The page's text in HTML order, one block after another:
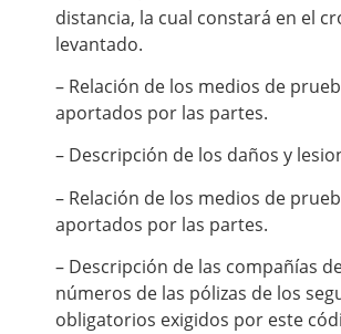
distancia, la cual constará en el
levantado.
– Relación de los medios de
aportados por las partes.
– Descripción de los daños y
– Relación de los medios de
aportados por las partes.
– Descripción de las compañías
números de las pólizas de los
obligatorios exigidos por este